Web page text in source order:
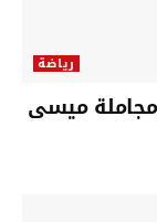
رياضة
ميسى